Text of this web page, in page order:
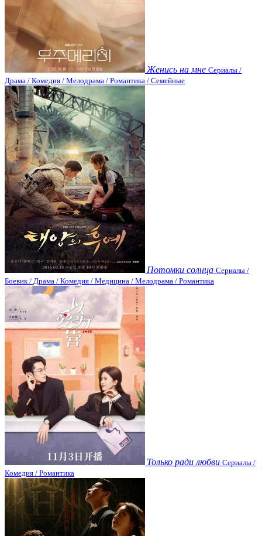
Женись на мне Сериалы /
Драма / Комедия / Мелодрама / Романтика / Семейные
Потомки солнца Сериалы /
Боевик / Драма / Комедия / Медицина / Мелодрама / Романтика
Только ради любви Сериалы /
Комедия / Романтика